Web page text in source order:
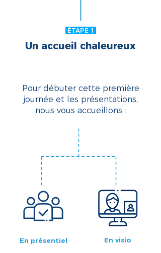
ÉTAPE 1
Un accueil chaleureux
Pour débuter cette première
journée et les présentations,
nous vous accueillons :
En présentiel En visio